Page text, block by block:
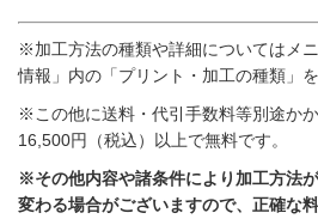
※加工方法の種類や詳細についてはメ
情報」内の「プリント・加工の種類」を
※この他に送料・代引手数料等別途か
16,500円（税込）以上で無料です。
※その他内容や諸条件により加工方法
変わる場合がございますので、正確な